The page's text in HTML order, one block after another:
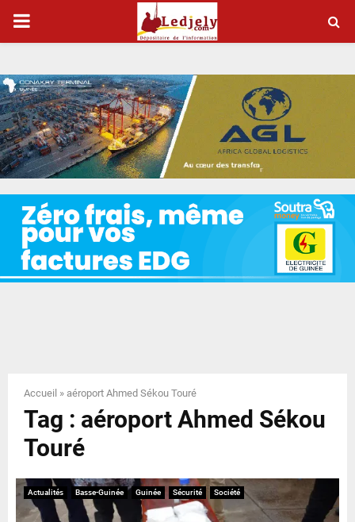
P
I
M
A
Y
N
Accueil » aéroport Ahmed Sékou Touré
Tag : aéroport Ahmed Sékou
Touré
Actualités Basse-Guinée Guinée Sécurité Société